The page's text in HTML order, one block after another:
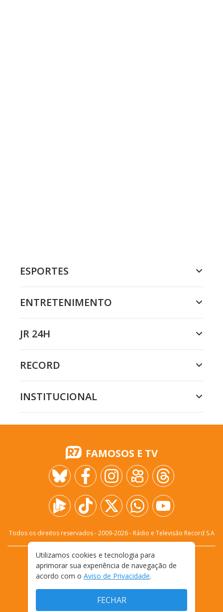
ESPORTES
ENTRETENIMENTO
JR 24H
RECORD
INSTITUCIONAL
FAMOSOS E TV
Todos os direitos reservados - 2009-2026- Rádio e Televisão Record S.A
FALE CONOSCO
PRIVACIDADE
TERMOS E CONDIÇÕES DE USO
Utilizamos cookies e tecnologia para
aprimorar sua experiência de navegação de
acordo com o Aviso de Privacidade.
FECHAR